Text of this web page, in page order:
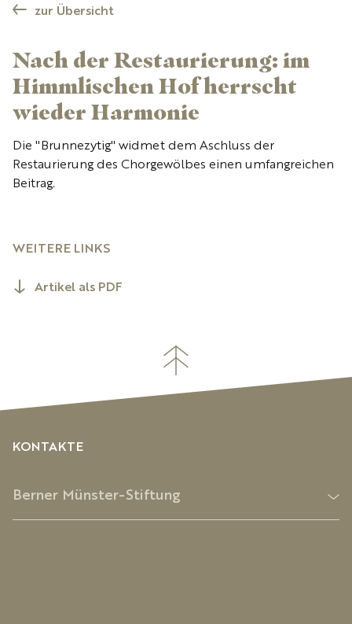
zur Übersicht
Nach der Restaurierung: im
Himmlischen Hof herrscht
wieder Harmonie
Die "Brunnezytig" widmet dem Aschluss der
Restaurierung des Chorgewölbes einen umfangreichen
Beitrag.
WEITERE LINKS
Artikel als PDF
KONTAKTE
Berner Münster-Stiftung